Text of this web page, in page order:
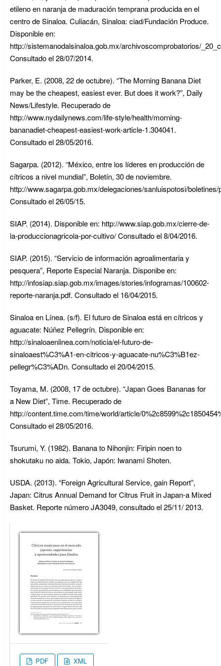
etileno en naranja de maduración temprana producida en el
centro de Sinaloa. Culiacán, Sinaloa: ciad/Fundación Produce.
Disponible en:
http://sistemanodalsinaloa.gob.mx/archivoscomprobatorios/
Consultado el 28/07/2014.
Parker, E. (2008, 22 de octubre). “The Morning Banana Diet
may be the cheapest, easiest ever. But does it work?”, Daily
News/Lifestyle. Recuperado de
http://www.nydailynews.com/life-style/health/morning-
bananadiet-cheapest-easiest-work-article-1.304041.
Consultado el 28/05/2016.
Sagarpa. (2012). “México, entre los líderes en producción de
cítricos a nivel mundial”, Boletín, 30 de noviembre.
http://www.sagarpa.gob.mx/delegaciones/sanluispotosi/
Consultado el 26/05/15.
SIAP. (2014). Disponible en: http://www.siap.gob.mx/cierre-de-
la-produccionagricola-por-cultivo/ Consultado el 8/04/2016.
SIAP. (2015). “Servicio de información agroalimentaria y
pesquera”, Reporte Especial Naranja. Disponibe en:
http://infosiap.siap.gob.mx/images/stories/infogramas/100602-
reporte-naranja.pdf. Consultado el 16/04/2015.
Sinaloa en Línea. (s/f). El futuro de Sinaloa está en cítricos y
aguacate: Núñez Pellegrín. Disponible en:
http://sinaloaenlinea.com/noticia/el-futuro-de-
sinaloaest%C3%A1-en-citricos-y-aguacate-nu%C3%B1ez-
pellegr%C3%ADn. Consultado el 20/04/2015.
Toyama, M. (2008, 17 de octubre). “Japan Goes Bananas for
a New Diet”, Time. Recuperado de
http://content.time.com/time/world/article/
Consultado el 28/05/2016.
Tsurumi, Y. (1982). Banana to Nihonjin: Firipin noen to
shokutaku no aida. Tokio, Japón: Iwanami Shoten.
USDA. (2013). “Foreign Agricultural Service, gain Report”,
Japan: Citrus Annual Demand for Citrus Fruit in Japan-a Mixed
Basket. Reporte número JA3049, consultado el 25/11/ 2013.
PDF XML